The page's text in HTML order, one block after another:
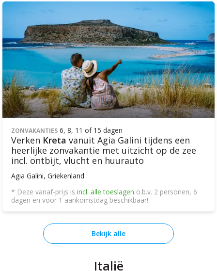
ZONVAKANTIES 6, 8, 11 of 15 dagen
Verken Kreta vanuit Agia Galini tijdens een
heerlijke zonvakantie met uitzicht op de zee
incl. ontbijt, vlucht en huurauto
Agia Galini, Griekenland
* Deze vanaf-prijs is incl. alle toeslagen o.b.v. 2 personen, 6
dagen en voor 1 aankomstdag beschikbaar!
Bekijk alle
Italië